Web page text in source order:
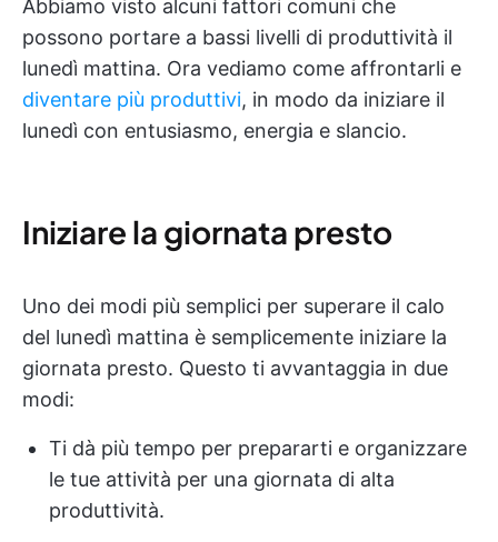
Abbiamo visto alcuni fattori comuni che
possono portare a bassi livelli di produttività il
lunedì mattina. Ora vediamo come affrontarli e
diventare più produttivi, in modo da iniziare il
lunedì con entusiasmo, energia e slancio.
Iniziare la giornata presto
Uno dei modi più semplici per superare il calo
del lunedì mattina è semplicemente iniziare la
giornata presto. Questo ti avvantaggia in due
modi:
Ti dà più tempo per prepararti e organizzare
le tue attività per una giornata di alta
produttività.